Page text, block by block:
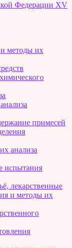
Федерации XV
и методы их
примесей
анализа
испытания
лекарственные
и методы их